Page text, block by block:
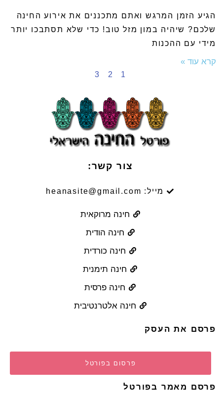
הגיע הזמן המרגש ואתם מתכננים את אירוע החינה
שלכם? שיהיה במון מזל טוב! כדי שלא תסתבכו יותר
מידי עם ההכנות
קרא עוד »
1
2
3
צור קשר:
מייל: heanasite@gmail.com
חינה מרוקאית
חינה הודית
חינה כורדית
חינה תימנית
חינה פרסית
חינה אלטרנטיבית
פרסם את העסק
פרסום בפורטל
פרסם מאמר בפורטל